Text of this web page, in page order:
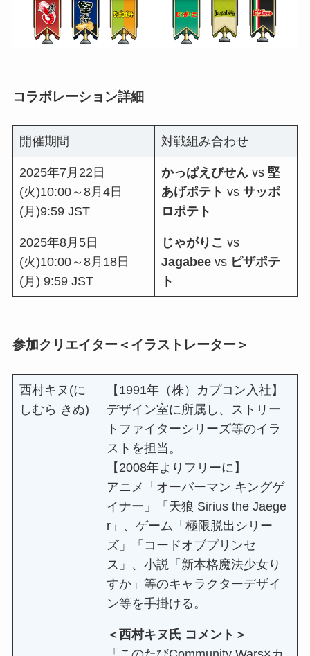
コラボレーション詳細
開催期間 対戦組み合わせ
2025年7⽉22⽇
(⽕)10:00～8⽉4⽇
(⽉)9:59 JST
かっぱえびせんvs 堅
あげポテト vs サッポ
ロポテト
2025年8⽉5⽇
(⽕)10:00～8⽉18⽇
(⽉) 9:59 JST
じゃがりこ vs
Jagabee vs ピザポテ
ト
参加クリエイター＜イラストレーター＞
⻄村キヌ(に
しむら きぬ)
【1991年（株）カプコン⼊社】
デザイン室に所属し、ストリー
トファイターシリーズ等のイラ
ストを担当。
【2008年よりフリーに】
アニメ「オーバーマン キングゲ
イナー」「天狼 Sirius the Jaege
r」、ゲーム「極限脱出シリー
ズ」「コードオブプリンセ
ス」、⼩説「新本格魔法少⼥り
すか」等のキャラクターデザイ
ン等を⼿掛ける。
＜⻄村キヌ⽒ コメント＞